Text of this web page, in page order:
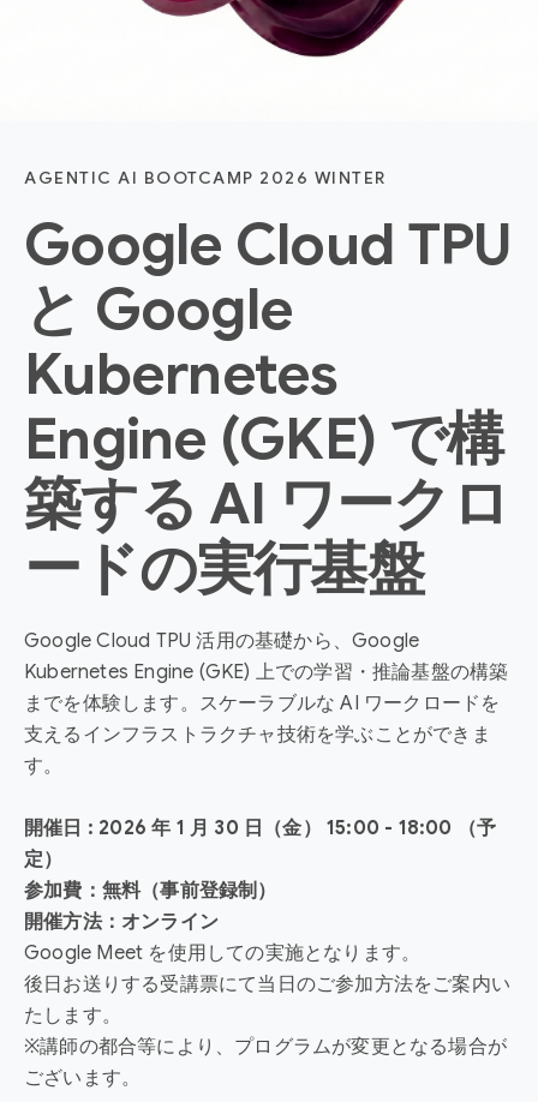
AGENTIC AI BOOTCAMP 2026 WINTER
Google Cloud TPU
と Google
Kubernetes
Engine (GKE) で構
築する AI ワークロ
ードの実行基盤
Google Cloud TPU 活用の基礎から、Google
Kubernetes Engine (GKE) 上での学習・推論基盤の構築
までを体験します。スケーラブルな AI ワークロードを
支えるインフラストラクチャ技術を学ぶことができま
す。
開催日 : 2026 年 1 月 30 日（金） 15:00 - 18:00 （予
定）
参加費：無料（事前登録制）
開催方法：オンライン
Google Meet を使用しての実施となります。
後日お送りする受講票にて当日のご参加方法をご案内い
たします。
※講師の都合等により、プログラムが変更となる場合が
ございます。